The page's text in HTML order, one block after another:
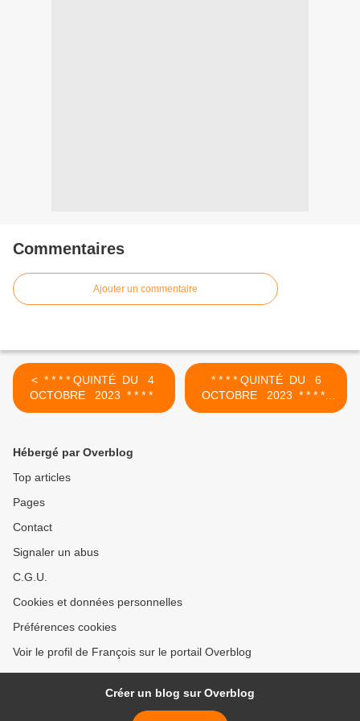
Commentaires
Ajouter un commentaire
< * * * * QUINTÉ DU 4
OCTOBRE 2023 * * * *
* * * * QUINTÉ DU 6
OCTOBRE 2023 * * * *
>
Hébergé par Overblog
Top articles
Pages
Contact
Signaler un abus
C.G.U.
Cookies et données personnelles
Préférences cookies
Voir le profil de François sur le portail Overblog
Créer un blog sur Overblog